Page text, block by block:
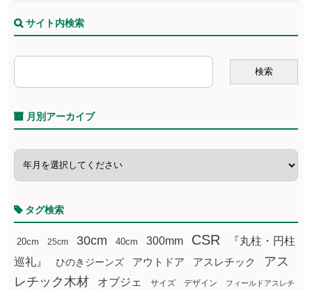
サイト内検索
月別アーカイブ
タグ検索
20cm 25cm 30cm 40cm 300mm CSR
『丸柱・円柱
巡礼』
ひのきジーンズ アウトドア アスレチック
アス
レチック木材
オブジェ サイズ デザイン フィールドアスレチ